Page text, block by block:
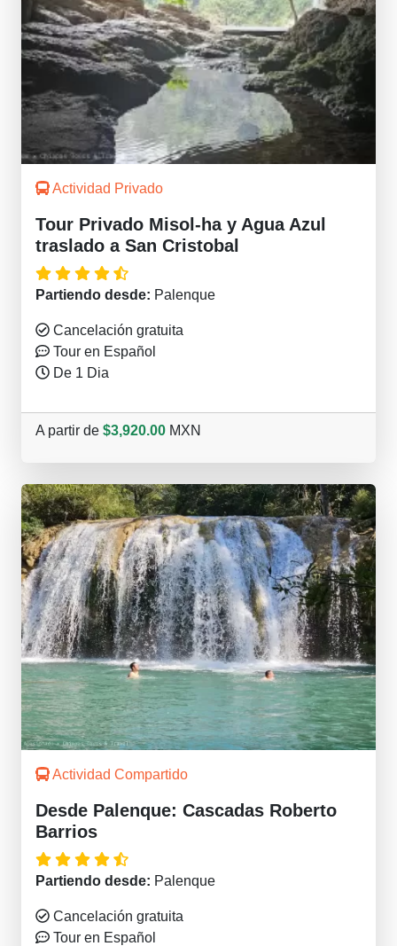
Actividad Privado
Tour Privado Misol-ha y Agua Azul
traslado a San Cristobal
Partiendo desde: Palenque
Cancelación gratuita
Tour en Español
De 1 Dia
A partir de $3,920.00 MXN
Actividad Compartido
Desde Palenque: Cascadas Roberto
Barrios
Partiendo desde: Palenque
Cancelación gratuita
Tour en Español